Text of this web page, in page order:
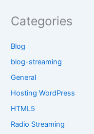
Categories
Blog
blog-streaming
General
Hosting WordPress
HTML5
Radio Streaming